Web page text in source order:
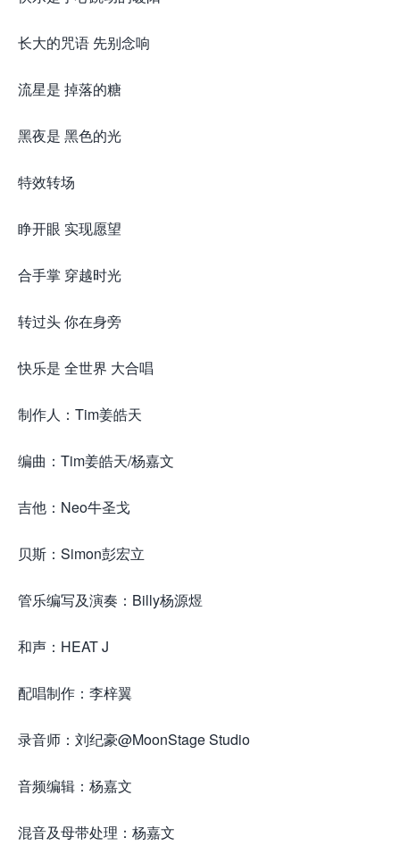
长大的咒语 先别念响
流星是 掉落的糖
黑夜是 黑色的光
特效转场
睁开眼 实现愿望
合手掌 穿越时光
转过头 你在身旁
快乐是 全世界 大合唱
制作人：Tim姜皓天
编曲：Tim姜皓天/杨嘉文
吉他：Neo牛圣戈
贝斯：Simon彭宏立
管乐编写及演奏：Billy杨源煜
和声：HEAT J
配唱制作：李梓翼
录音师：刘纪豪@MoonStage Studio
音频编辑：杨嘉文
混音及母带处理：杨嘉文